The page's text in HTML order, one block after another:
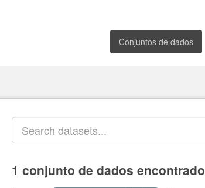
Conjuntos de dados
1 conjunto de dados encontrado